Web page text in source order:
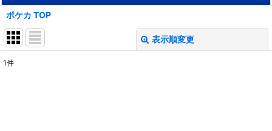
ポケカ TOP
表示順変更
1件